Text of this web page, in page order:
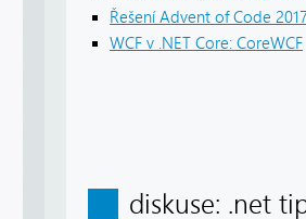
Řešení Advent of Code
WCF v .NET Core: CoreWCF
diskuse: .net